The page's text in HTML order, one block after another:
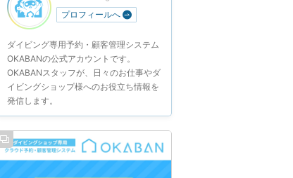
プロフィールへ
ダイビング専用予約・顧客管理システム
OKABANの公式アカウントです。
OKABANスタッフが、日々のお仕事やダ
イビングショップ様へのお役立ち情報を
発信します。